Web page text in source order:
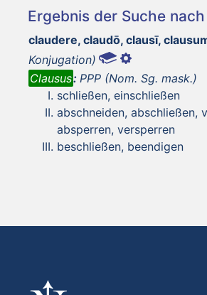
Ergebnis der Suche
claudere, claudō, clausī,
Konjugation)
Clausus: PPP (Nom. Sg. mask.)
schließen, einschließen
abschneiden, abschließen,
absperren, versperren
beschließen, beendigen